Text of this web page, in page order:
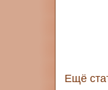
Ещё